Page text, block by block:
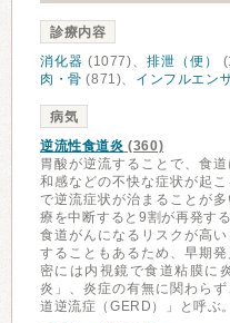
診療内容
消化器 (1077)、 排泄（便）
肉・骨 (871)、 インフルエン
病気
逆流性食道炎 (360)
胃酸が逆流することで、食
和感などの不快な症状が起
で逆流症状が治まることが
療を中断すると9割が再発す
食道がんになるリスクが高
することもあるため、早期
密には内視鏡で食道粘膜に
炎」、炎症の有無に関わら
道逆流症（GERD）」と呼ぶ。